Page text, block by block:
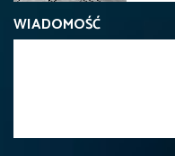
WIADOMOŚĆ